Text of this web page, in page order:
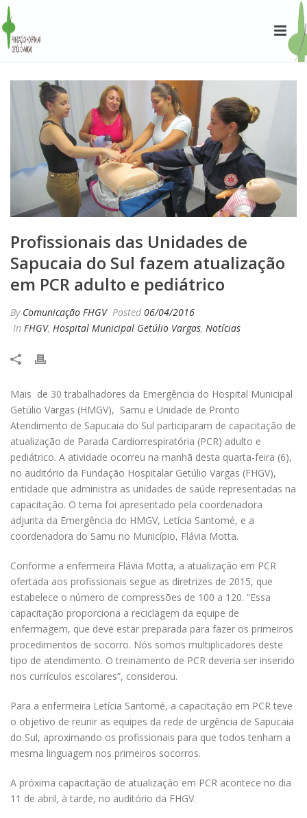
Profissionais das Unidades de
Sapucaia do Sul fazem atualização
em PCR adulto e pediátrico
By Comunicação FHGV Posted 06/04/2016
In FHGV, Hospital Municipal Getúlio Vargas, Notícias
Mais de 30 trabalhadores da Emergência do Hospital Municipal
Getúlio Vargas (HMGV), Samu e Unidade de Pronto
Atendimento de Sapucaia do Sul participaram de capacitação de
atualização de Parada Cardiorrespiratória (PCR) adulto e
pediátrico. A atividade ocorreu na manhã desta quarta-feira (6),
no auditório da Fundação Hospitalar Getúlio Vargas (FHGV),
entidade que administra as unidades de saúde representadas na
capacitação. O tema foi apresentado pela coordenadora
adjunta da Emergência do HMGV, Letícia Santomé, e a
coordenadora do Samu no Município, Flávia Motta.
Conforme a enfermeira Flávia Motta, a atualização em PCR
ofertada aos profissionais segue as diretrizes de 2015, que
estabelece o número de compressões de 100 a 120. “Essa
capacitação proporciona a reciclagem da equipe de
enfermagem, que deve estar preparada para fazer os primeiros
procedimentos de socorro. Nós somos multiplicadores deste
tipo de atendimento. O treinamento de PCR deveria ser inserido
nos currículos escolares”, considerou.
Para a enfermeira Letícia Santomé, a capacitação em PCR teve
o objetivo de reunir as equipes da rede de urgência de Sapucaia
do Sul, aproximando os profissionais para que todos tenham a
mesma linguagem nos primeiros socorros.
A próxima capacitação de atualização em PCR acontece no dia
11 de abril, à tarde, no auditório da FHGV.